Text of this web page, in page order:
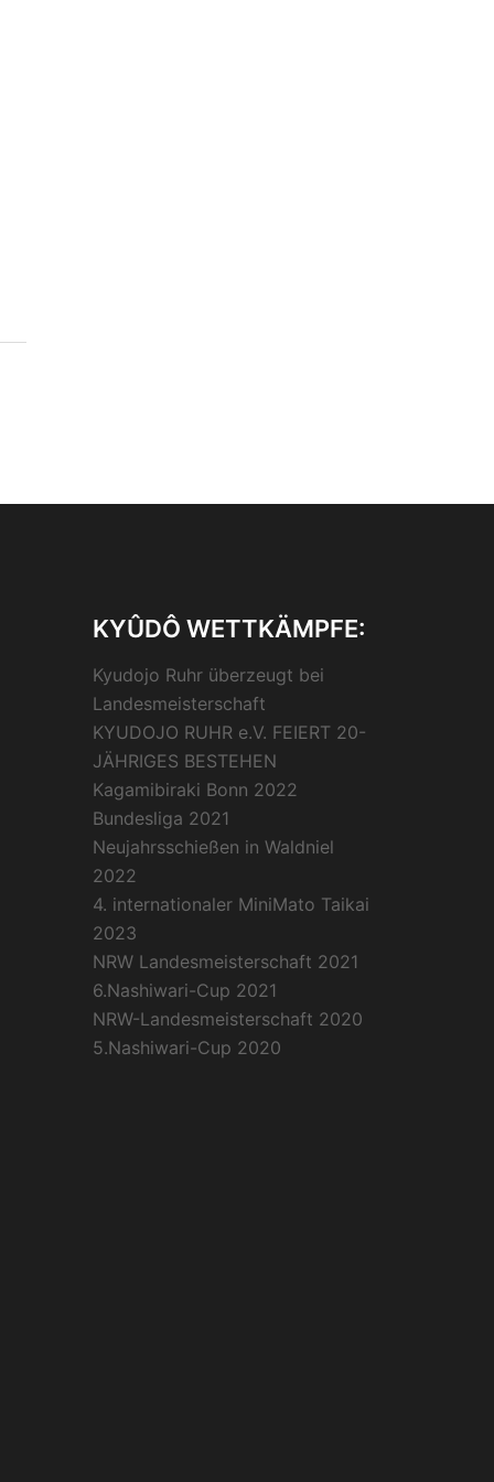
KYÛDÔ WETTKÄMPFE:
Kyudojo Ruhr überzeugt bei
Landesmeisterschaft
KYUDOJO RUHR e.V. FEIERT 20-
JÄHRIGES BESTEHEN
Kagamibiraki Bonn 2022
Bundesliga 2021
Neujahrsschießen in Waldniel
2022
4. internationaler MiniMato Taikai
2023
NRW Landesmeisterschaft 2021
6.Nashiwari-Cup 2021
NRW-Landesmeisterschaft 2020
5.Nashiwari-Cup 2020